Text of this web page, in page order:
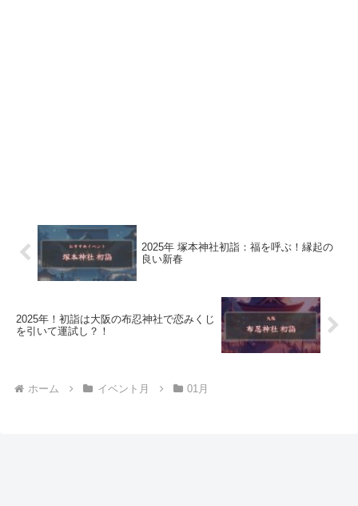
2025年 塚本神社初詣：福を呼ぶ！縁起の
良い新春
2025年！初詣は大阪の布忍神社で恋みくじ
を引いて運試し？！
ホーム イベント月 01月